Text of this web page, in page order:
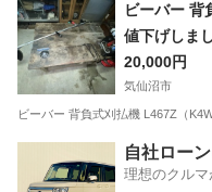
ビーバー
値下げしま
20,000円
気仙沼市
ビーバー 背負式刈払機 L467Z（
その他
自社ロー
理想のクル